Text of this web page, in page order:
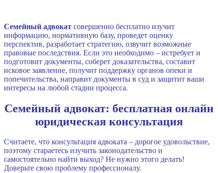
Семейный адвокат совершенно бесплатно изучит
информацию, нормативную базу, проведет оценку
перспектив, разработает стратегию, озвучит возможные
правовые последствия. Если это необходимо – истребует и
подготовит документы, соберет доказательства, составит
исковое заявление, получит поддержку органов опеки и
попечительства, направит документы в суд и защитит ваши
интересы на любой стадии процесса.
Семейный адвокат: бесплатная онлайн
юридическая консультация
Считаете, что консультация адвоката – дорогое удовольствие,
поэтому стараетесь изучить законодательство и
самостоятельно найти выход? Не нужно этого делать!
Доверьте свою проблему профессионалу.